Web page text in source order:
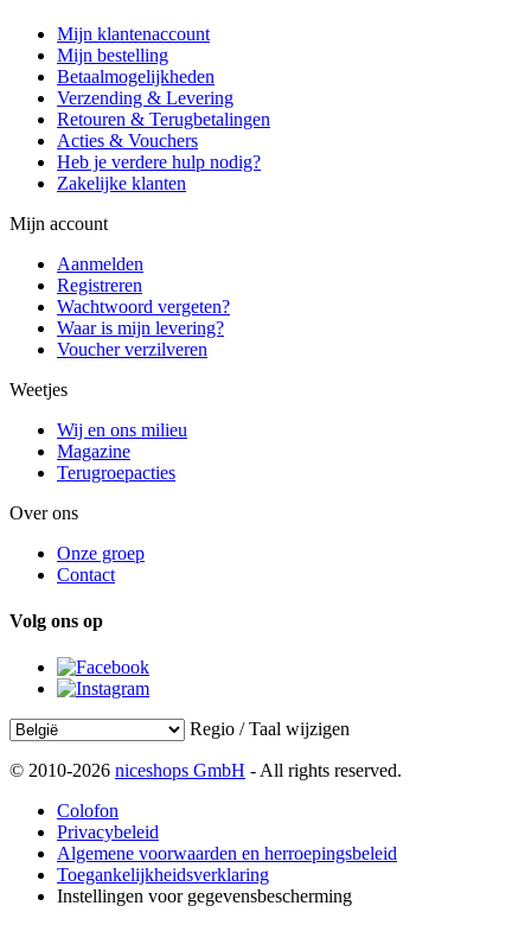
Mijn klantenaccount
Mijn bestelling
Betaalmogelijkheden
Verzending & Levering
Retouren & Terugbetalingen
Acties & Vouchers
Heb je verdere hulp nodig?
Zakelijke klanten
Mijn account
Aanmelden
Registreren
Wachtwoord vergeten?
Waar is mijn levering?
Voucher verzilveren
Weetjes
Wij en ons milieu
Magazine
Terugroepacties
Over ons
Onze groep
Contact
Volg ons op
Regio / Taal wijzigen
© 2010-2026 niceshops GmbH - All rights reserved.
Colofon
Privacybeleid
Algemene voorwaarden en herroepingsbeleid
Toegankelijkheidsverklaring
Instellingen voor gegevensbescherming